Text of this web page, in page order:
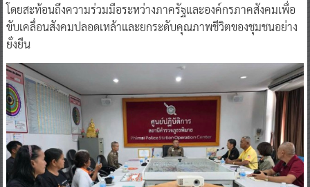
โดยสะท้อนถึงความร่วมมือระหว่างภาครัฐและองค์กรภาคสังคมเพื่อ
ขับเคลื่อนสังคมปลอดเหล้าและยกระดับคุณภาพชีวิตของชุมชนอย่าง
ยั่งยืน